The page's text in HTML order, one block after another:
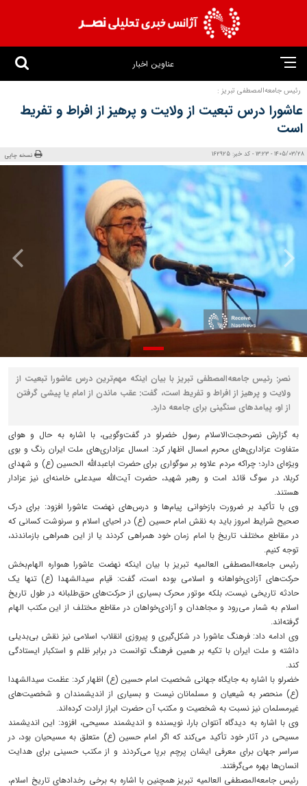
عناوین اخبار
رئیس جامعه‌المصطفی تبریز :
عاشورا درس تبعیت از ولایت و پرهیز از افراط و تفریط
است
1405/03/28 - 13:23 - کد خبر: 162925 نسخه چاپی
نصر: رئیس جامعه‌المصطفی تبریز با بیان اینکه مهم‌ترین درس عاشورا تبعیت از
ولایت و پرهیز از افراط و تفریط است، گفت: عقب ماندن از امام یا پیشی گرفتن
از او، پیامدهای سنگینی برای جامعه دارد.
به گزارش نصر،حجت‌الاسلام رسول خضرلو در گفت‌وگویی، با اشاره به حال و هوای
متفاوت عزاداری‌های محرم امسال اظهار کرد: امسال عزاداری‌های ملت ایران رنگ و بوی
ویژه‌ای دارد؛ چراکه مردم علاوه بر سوگواری برای حضرت اباعبدالله الحسین (ع) و شهدای
کربلا، در سوگ قائد امت و رهبر شهید، حضرت آیت‌الله سیدعلی خامنه‌ای نیز عزادار
هستند.
وی با تأکید بر ضرورت بازخوانی پیام‌ها و درس‌های نهضت عاشورا افزود: برای درک
صحیح شرایط امروز باید به نقش امام حسین (ع) در احیای اسلام و سرنوشت کسانی که
در مقاطع مختلف تاریخ با امام زمان خود همراهی کردند یا از این همراهی بازماندند،
توجه کنیم.
رئیس جامعه‌المصطفی العالمیه تبریز با بیان اینکه نهضت عاشورا همواره الهام‌بخش
حرکت‌های آزادی‌خواهانه و اسلامی بوده است، گفت: قیام سیدالشهدا (ع) تنها یک
حادثه تاریخی نیست، بلکه موتور محرک بسیاری از حرکت‌های حق‌طلبانه در طول تاریخ
اسلام به شمار می‌رود و مجاهدان و آزادی‌خواهان در مقاطع مختلف از این مکتب الهام
گرفته‌اند.
وی ادامه داد: فرهنگ عاشورا در شکل‌گیری و پیروزی انقلاب اسلامی نیز نقش بی‌بدیلی
داشته و ملت ایران با تکیه بر همین فرهنگ توانست در برابر ظلم و استکبار ایستادگی
کند.
خضرلو با اشاره به جایگاه جهانی شخصیت امام حسین (ع) اظهار کرد: عظمت سیدالشهدا
(ع) منحصر به شیعیان و مسلمانان نیست و بسیاری از اندیشمندان و شخصیت‌های
غیرمسلمان نیز نسبت به شخصیت و مکتب آن حضرت ابراز ارادت کرده‌اند.
وی با اشاره به دیدگاه آنتوان بارا، نویسنده و اندیشمند مسیحی، افزود: این اندیشمند
مسیحی در آثار خود تأکید می‌کند که اگر امام حسین (ع) متعلق به مسیحیان بود، در
سراسر جهان برای معرفی ایشان پرچم برپا می‌کردند و از مکتب حسینی برای هدایت
انسان‌ها بهره می‌گرفتند.
رئیس جامعه‌المصطفی العالمیه تبریز همچنین با اشاره به برخی رخدادهای تاریخ اسلام،